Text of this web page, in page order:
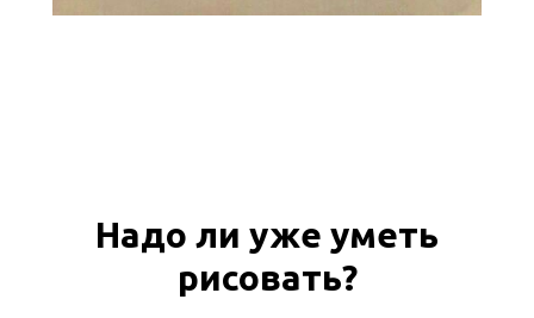
Надо ли уже уметь
рисовать?